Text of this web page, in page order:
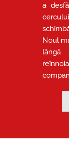
a
Noul